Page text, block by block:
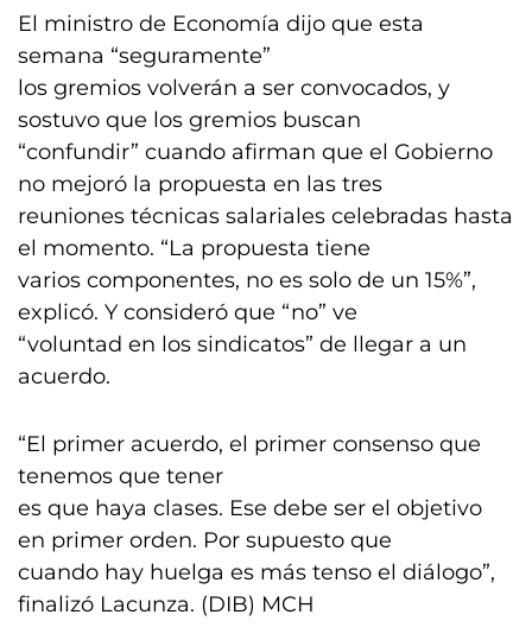
El ministro de Economía dijo que esta
semana “seguramente”
los gremios volverán a ser convocados, y
sostuvo que los gremios buscan
“confundir” cuando afirman que el Gobierno
no mejoró la propuesta en las tres
reuniones técnicas salariales celebradas hasta
el momento. “La propuesta tiene
varios componentes, no es solo de un 15%”,
explicó. Y consideró que “no” ve
“voluntad en los sindicatos” de llegar a un
acuerdo.
“El primer acuerdo, el primer consenso que
tenemos que tener
es que haya clases. Ese debe ser el objetivo
en primer orden. Por supuesto que
cuando hay huelga es más tenso el diálogo”,
finalizó Lacunza. (DIB) MCH